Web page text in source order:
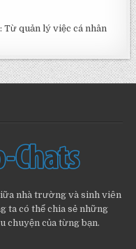
Từ quản lý việc cá nhân
nhà trường và sinh viên
ta có thể chia sẻ những
chuyện của từng bạn.